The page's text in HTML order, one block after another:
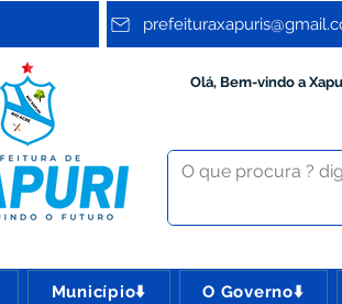
Olá, Bem-vindo a
Município⬇️ O Governo⬇️